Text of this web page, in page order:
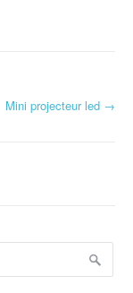
Mini projecteur led →